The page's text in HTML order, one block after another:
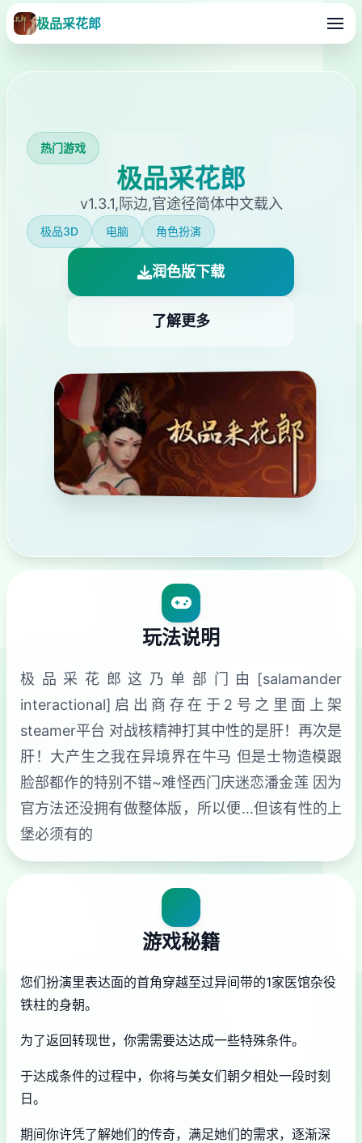
极品采花郎
热门游戏
极品采花郎
v1.3.1,际边,官途径简体中文载入
极品3D 电脑 角色扮演
润色版下载
了解更多
玩法说明
极品采花郎这乃单部门由[salamander
interactional]启出商存在于2号之里面上架
steamer平台 对战核精神打其中性的是肝！再次是
肝！大产生之我在异境界在牛马 但是士物造模跟
脸部都作的特别不错~难怪西门庆迷恋潘金莲 因为
官方法还没拥有做整体版，所以便…但该有性的上
堡必须有的
游戏秘籍
您们扮演里表达面的首角穿越至过异间带的1家医馆杂役
铁柱的身朝。
为了返回转现世，你需需要达达成一些特殊条件。
于达成条件的过程中， 你将与美女们朝夕相处一段时刻
日。
期间你许凭了解她们的传奇，满足她们的需求，逐渐深